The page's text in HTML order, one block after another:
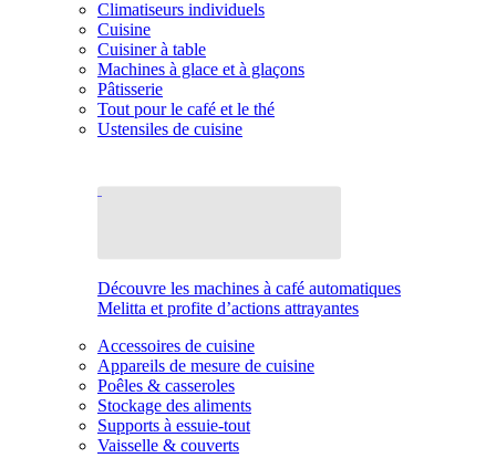
Climatiseurs individuels
Cuisine
Cuisiner à table
Machines à glace et à glaçons
Pâtisserie
Tout pour le café et le thé
Ustensiles de cuisine
Découvre les machines à café automatiques
Melitta et profite d’actions attrayantes
Accessoires de cuisine
Appareils de mesure de cuisine
Poêles & casseroles
Stockage des aliments
Supports à essuie-tout
Vaisselle & couverts